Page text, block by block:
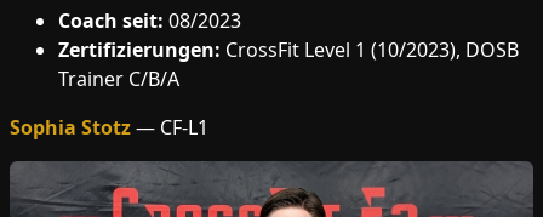
Coach seit: 08/2023
Zertifizierungen: CrossFit Level 1 (10/2023), DOSB
Trainer C/B/A
Sophia Stotz— CF-L1